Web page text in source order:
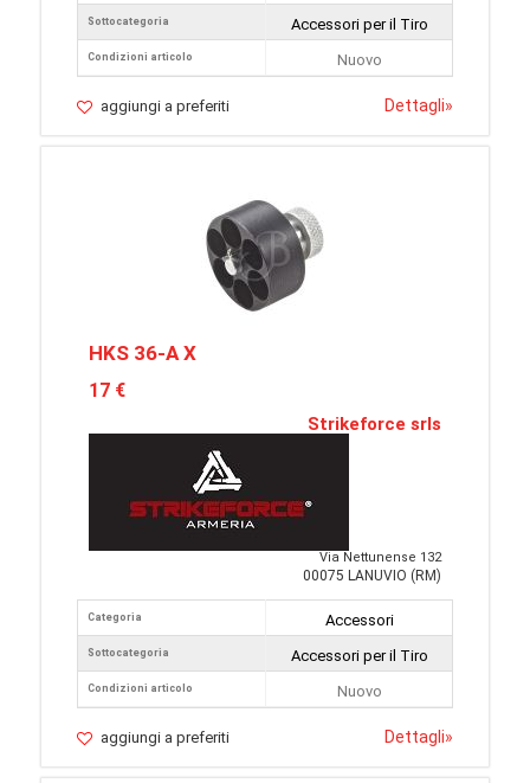
Sottocategoria
Condizioni articolo
Accessori per il Tiro
Nuovo
aggiungi a preferiti Dettagli»
HKS 36-A X
17 €
Strikeforce srls
Via Nettunense 132
00075 LANUVIO (RM)
Categoria
Sottocategoria
Condizioni articolo
Accessori
Accessori per il Tiro
Nuovo
aggiungi a preferiti Dettagli»